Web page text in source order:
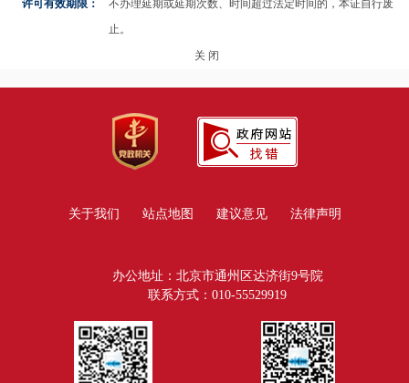
许可有效期限：
不办理延期或延期次数、时间超过法定时间的，本证自行废
止。
关 闭
关于我们 站点地图 建议意见 法律声明
办公地址：北京市通州区达济街9号院
联系方式：010-55529919